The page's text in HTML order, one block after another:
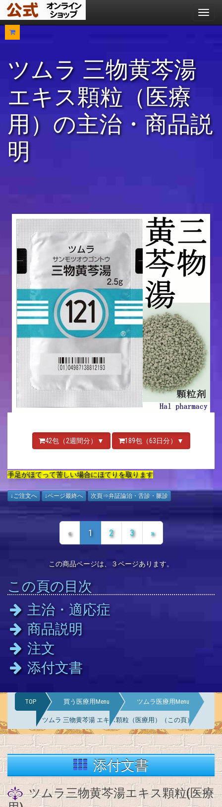
メ
ニ
ツムラ 三物黄芩湯
エキス顆粒（医療
用）の主治・商品説
明
42包（2週間分）▼ 189包（63日分）▼
手足がほてって苦しい場合にほてりを取ります
↓ご注文へ ↓ページ最終へ 次頁⇒弁証論治・舌診・脈診
« 1 2 3 »
この商品ページは、３ページあります。
この頁の目次
主治・適応症
商品説明
注文
添付文書
TOP 買う医療用Menu ツムラ医療用Menu
ツムラ 三物黄芩湯 エキス顆粒（医療用）（この頁）
添付文書
ツムラ三物黄芩湯エキス顆粒(医療